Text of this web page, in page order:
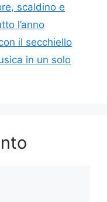
scaldino e
l’anno
il secchiello
in un solo